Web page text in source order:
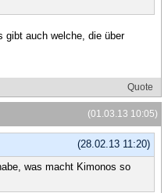
gibt auch welche, die über
Quote
(01.03.13 10:05)
(28.02.13 11:20)
was macht Kimonos so